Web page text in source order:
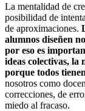
La mentalidad de
posibilidad de
de aproximaciones.
alumnos diseñen
por eso es
ideas colectivas, la
porque todos
nosotros como
correcciones, de
miedo al fracaso.